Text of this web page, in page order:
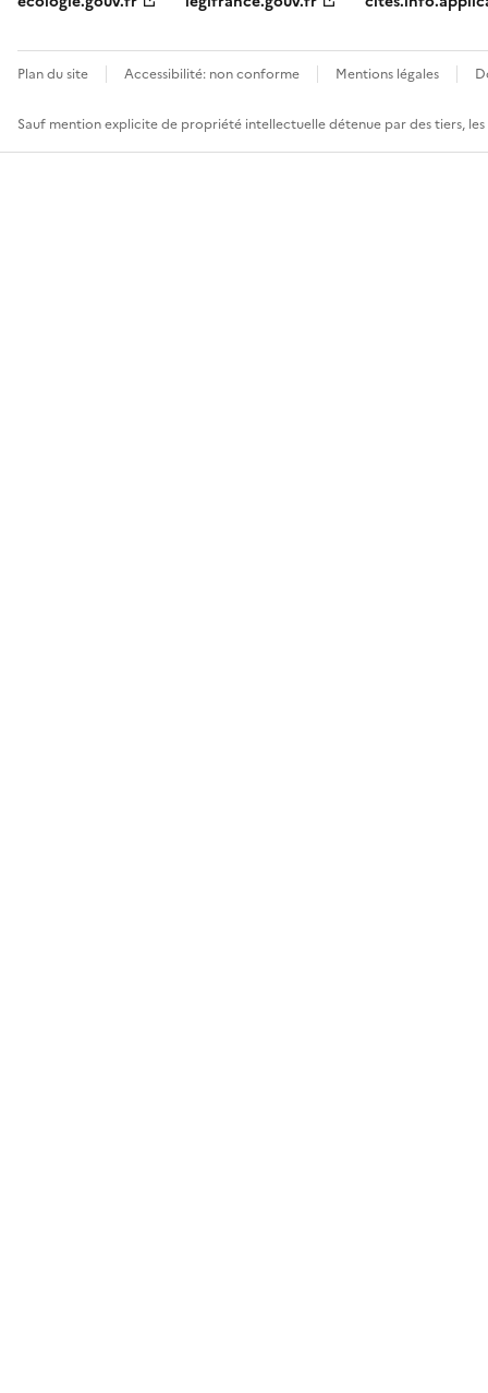
Plan du site Accessibilité: non conforme Mentions légales
Sauf mention explicite de propriété intellectuelle détenue par des tiers,